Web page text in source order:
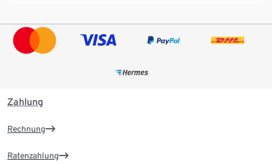
Zahlung
Rechnung
Ratenzahlung